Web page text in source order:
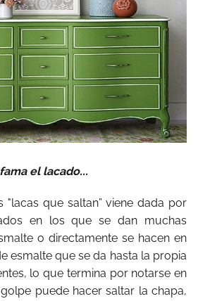
el lacado...
"lacas que saltan” viene dada por
en los que se dan muchas
o directamente se hacen en
esmalte que se da hasta la propia
lo que termina por notarse en
puede hacer saltar la chapa,